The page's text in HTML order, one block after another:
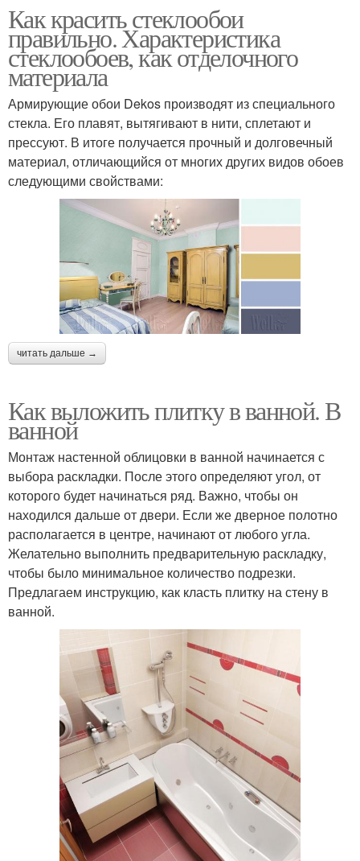
Как красить стеклообои
правильно. Характеристика
стеклообоев, как отделочного
материала
Армирующие обои Dekos производят из специального
стекла. Его плавят, вытягивают в нити, сплетают и
прессуют. В итоге получается прочный и долговечный
материал, отличающийся от многих других видов обоев
следующими свойствами:
читать дальше →
Как выложить плитку в ванной. В
ванной
Монтаж настенной облицовки в ванной начинается с
выбора раскладки. После этого определяют угол, от
которого будет начинаться ряд. Важно, чтобы он
находился дальше от двери. Если же дверное полотно
располагается в центре, начинают от любого угла.
Желательно выполнить предварительную раскладку,
чтобы было минимальное количество подрезки.
Предлагаем инструкцию, как класть плитку на стену в
ванной.